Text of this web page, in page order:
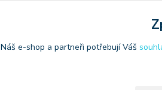
Náš e-shop a partneři potřebují Váš